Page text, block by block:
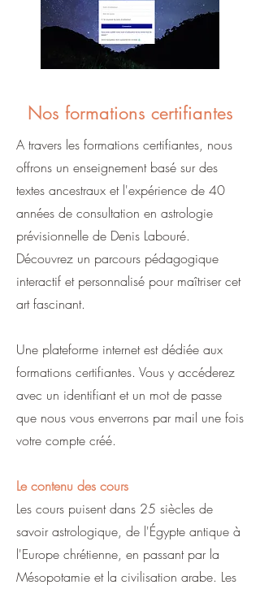
Nos formations certifiantes
A travers les formations certifiantes, nous
offrons un enseignement basé sur des
textes ancestraux et l'expérience de 40
années de consultation en astrologie
prévisionnelle de Denis Labouré.
Découvrez un parcours pédagogique
interactif et personnalisé pour maîtriser cet
art fascinant.
Une plateforme internet est dédiée aux
formations certifiantes. Vous y accéderez
avec un identifiant et un mot de passe
que nous vous enverrons par mail une fois
votre compte créé.
Le contenu des cours
Les cours puisent dans 25 siècles de
savoir astrologique, de l'Égypte antique à
l'Europe chrétienne, en passant par la
Mésopotamie et la civilisation arabe. Les